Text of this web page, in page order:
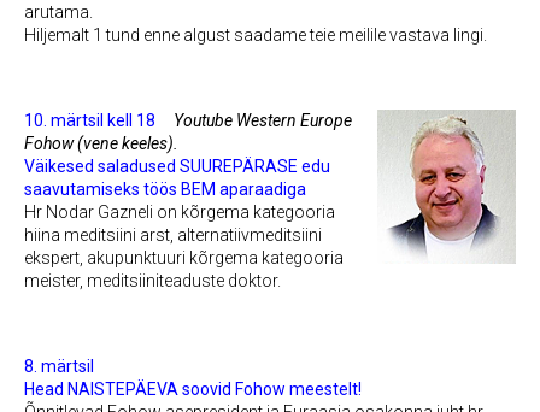
arutama.
Hiljemalt 1 tund enne algust saadame teie meilile vastava lingi.
10. märtsil kell 18 Youtube Western Europe
Fohow(vene keeles).
Väikesed saladused SUUREPÄRASE edu
saavutamiseks töös BEM aparaadiga
Hr Nodar Gazneli on kõrgema kategooria
hiina meditsiini arst, alternatiivmeditsiini
ekspert, akupunktuuri kõrgema kategooria
meister, meditsiiniteaduste doktor.
8. märtsil
Head NAISTEPÄEVA soovid Fohow meestelt!